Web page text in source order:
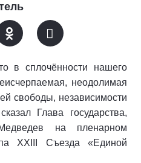
в сплочённости нашего
неодолимая
свободы, независимости
Глава государства,
на пленарном
XXIII Съезда «Единой